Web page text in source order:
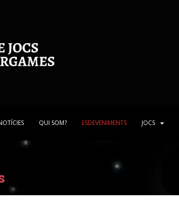
QUI SOM? ESDEVENIMENTS JOCS